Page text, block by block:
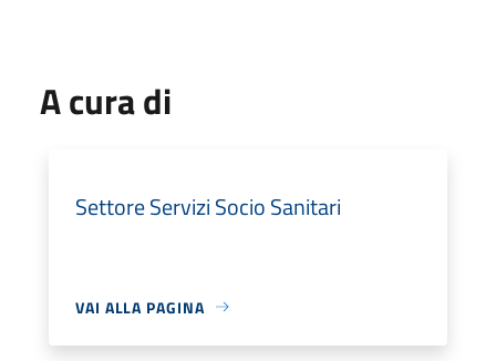
A cura di
Settore Servizi Socio Sanitari
VAI ALLA PAGINA